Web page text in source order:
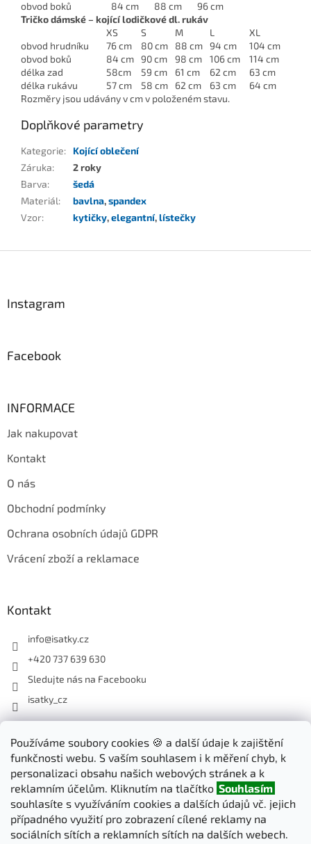
Používáme soubory cookies 🍪 a další údaje k zajištění
funkčnosti webu. S vaším souhlasem i k měření chyb, k
personalizaci obsahu našich webových stránek a k
reklamním účelům. Kliknutím na tlačítko Souhlasím
souhlasíte s využíváním cookies a dalších údajů vč. jejich
případného využití pro zobrazení cílené reklamy na
sociálních sítích a reklamních sítích na dalších webech.
obvod boků
84 cm 88 cm
96 cm
Tričko dámské – kojící lodičkové dl. rukáv
XS
S M L
XL
obvod hrudníku
76 cm 80 cm 88 cm 94 cm
104 cm
obvod boků
84 cm 90 cm 98 cm 106 cm
114 cm
délka zad
58cm 59 cm 61 cm 62 cm
63 cm
délka rukávu
57 cm 58 cm 62 cm 63 cm
64 cm
Rozměry jsou udávány v cm v položeném stavu.
Doplňkové parametry
Kategorie:
Kojící oblečení
Záruka:
2 roky
Barva:
šedá
Materiál: bavlna,spandex
Vzor: kytičky,elegantní,lístečky
Instagram
Facebook
INFORMACE
Jak nakupovat
Kontakt
O nás
Obchodní podmínky
Ochrana osobních údajů GDPR
Vrácení zboží a reklamace
Kontakt
info@isatky.cz
+420 737 639 630
Sledujte nás na Facebooku
isatky_cz
Odebírat newsletter
Vložte svůj e-mail a my vám budeme zasílat informace o nových
produktech na našem e-shopu.
E-mail